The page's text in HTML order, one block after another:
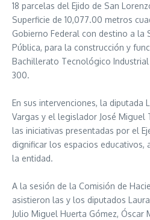
18 parcelas del Ejido de San
Superficie de 10,077.00 metros
Gobierno Federal con destino a la
Pública, para la construcción y
Bachillerato Tecnológico Industrial
300.
En sus intervenciones, la diputada
Vargas y el legislador José Miguel
las iniciativas presentadas por el
dignificar los espacios educativos,
la entidad.
A la sesión de la Comisión de
asistieron las y los diputados
Julio Miguel Huerta Gómez, Óscar